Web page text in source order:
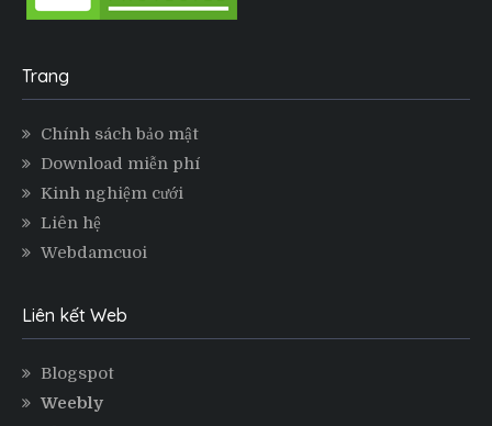
Trang
Chính sách bảo mật
Download miễn phí
Kinh nghiệm cưới
Liên hệ
Webdamcuoi
Liên kết Web
Blogspot
Weebly